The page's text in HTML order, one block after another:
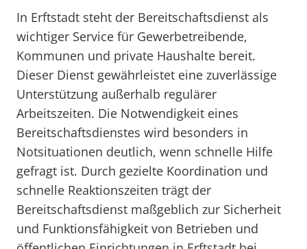
In Erftstadt steht der Bereitschaftsdienst als
wichtiger Service für Gewerbetreibende,
Kommunen und private Haushalte bereit.
Dieser Dienst gewährleistet eine zuverlässige
Unterstützung außerhalb regulärer
Arbeitszeiten. Die Notwendigkeit eines
Bereitschaftsdienstes wird besonders in
Notsituationen deutlich, wenn schnelle Hilfe
gefragt ist. Durch gezielte Koordination und
schnelle Reaktionszeiten trägt der
Bereitschaftsdienst maßgeblich zur Sicherheit
und Funktionsfähigkeit von Betrieben und